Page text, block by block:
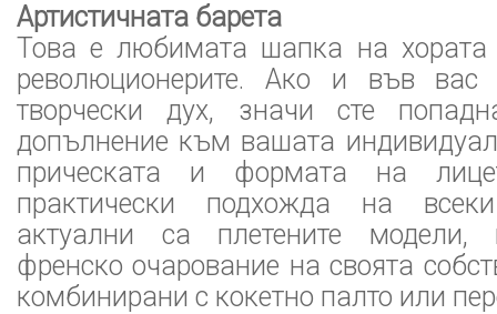
Артистичната барета
Това е любимата шапка на хората
революционерите. Ако и във вас
творчески дух, значи сте
допълнение към вашата
прическата и формата на
практически подхожда на
актуални са плетените модели,
френско очарование на своята
комбинирани с кокетно палто или